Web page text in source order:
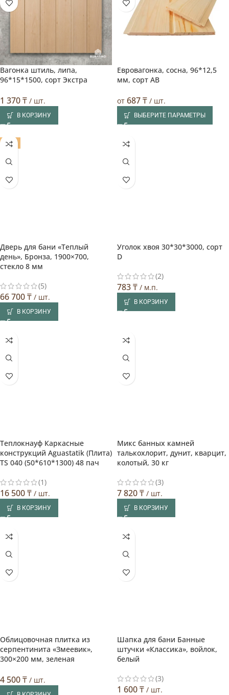
Вагонка штиль, липа,
96*15*1500, сорт Экстра
1 370₸ / шт.
В КОРЗИНУ
Евровагонка, сосна, 96*12,5
мм, сорт AB
от 687₸ / шт.
ВЫБЕРИТЕ ПАРАМЕТРЫ
ХИТ
Дверь для бани «Теплый
день», Бронза, 1900×700,
стекло 8 мм
(5)
66 700₸ / шт.
В КОРЗИНУ
Выбор покупателя
Уголок хвоя 30*30*3000, сорт
D
(2)
783₸ / м.п.
В КОРЗИНУ
Теплокнауф Каркасные
конструкций Aguastatik (Плита)
TS 040 (50*610*1300) 48 пач
(1)
16 500₸ / шт.
В КОРЗИНУ
Микс банных камней
талькохлорит, дунит, кварцит,
колотый, 30 кг
(3)
7 820₸ / шт.
В КОРЗИНУ
Облицовочная плитка из
серпентинита «Змеевик»,
300×200 мм, зеленая
4 500₸ / шт.
Шапка для бани Банные
штучки «Классика», войлок,
белый
(3)
1 600₸ / шт.